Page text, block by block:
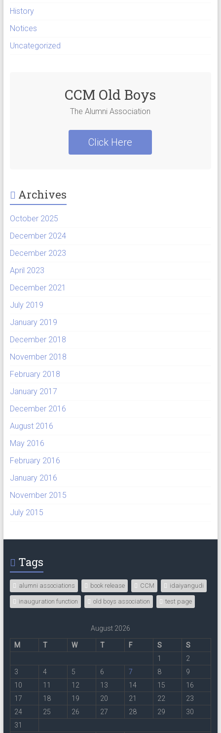
History
Notices
Uncategorized
CCM Old Boys
The Alumni Association
Click Here
Archives
October 2025
December 2024
December 2023
April 2023
December 2021
July 2019
January 2019
December 2018
November 2018
February 2018
January 2017
December 2016
August 2016
May 2016
February 2016
January 2016
November 2015
July 2015
Tags
alumni associations book release CCM idaiyangudi
inauguration function old boys association test page
August 2026
M T W T F S
S
1
2
3
4 5 6 7 8
9
10
11 12 13 14 15
16
17
18 19 20 21 22
23
24
25 26 27 28 29
30
31